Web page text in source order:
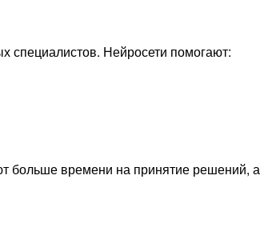
специалистов. Нейросети помогают:
больше времени на принятие решений, а